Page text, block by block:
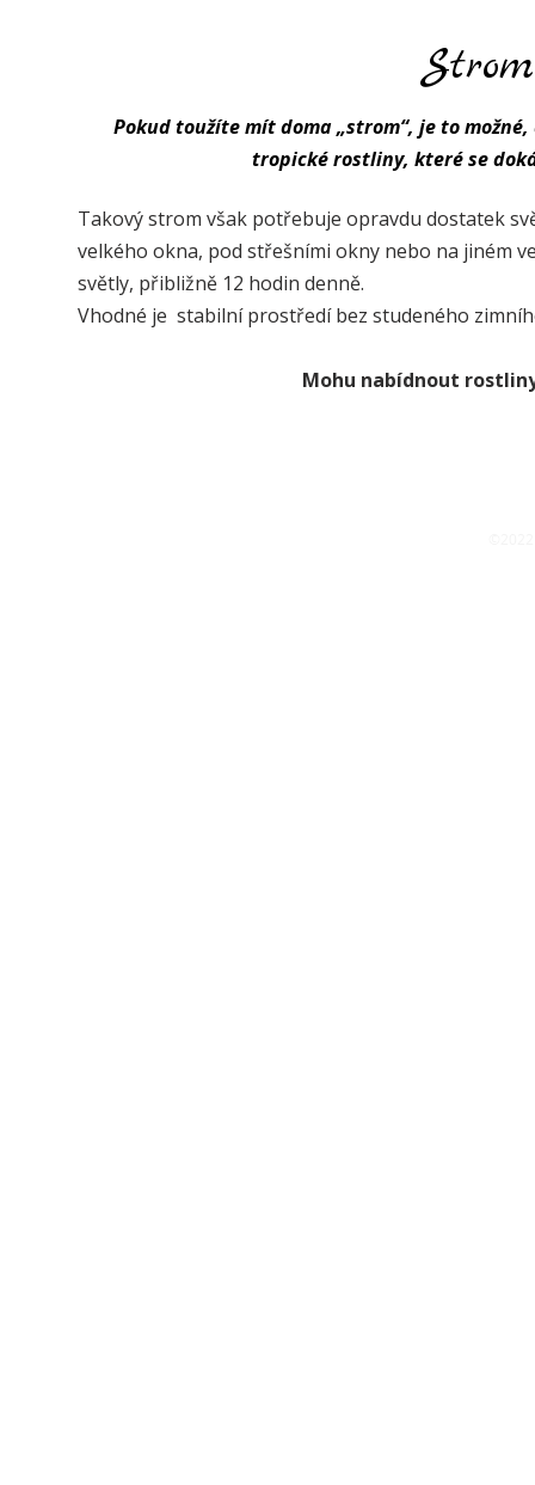
​Pokud toužíte mít doma „strom“, je to
tropické rostliny, které se
Takový strom však potřebuje opravdu dostatek
velkého okna, pod střešními okny nebo na jiném
světly, přibližně 12 hodin denně.
Vhodné je stabilní prostředí bez studeného
Mohu nabídnout